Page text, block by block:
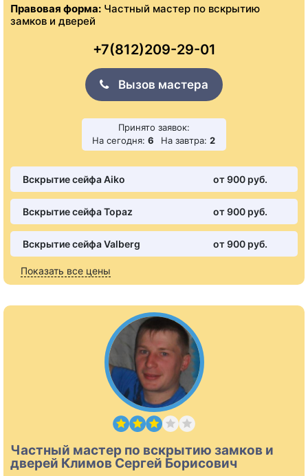
Правовая форма: Частный мастер по вскрытию
замков и дверей
+7(812)209-29-01
Вызов мастера
Принято заявок:
На сегодня: 6 На завтра: 2
Вскрытие сейфа Aiko от 900 pуб.
Вскрытие сейфа Topaz от 900 pуб.
Вскрытие сейфа Valberg от 900 pуб.
Показать все цены
Частный мастер по вскрытию замков и
дверей Климов Сергей Борисович